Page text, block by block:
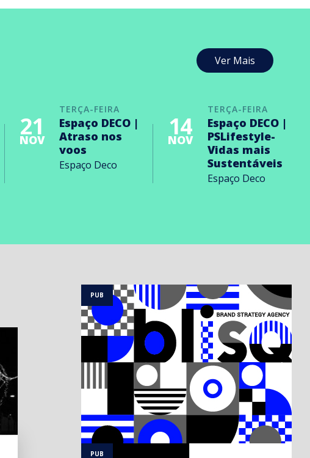
Ver Mais
TERÇA-FEIRA
21
NOV
Espaço DECO |
Atraso nos
voos
Espaço Deco
TERÇA-FEIRA
14
NOV
Espaço DECO |
PSLifestyle-
Vidas mais
Sustentáveis
Espaço Deco